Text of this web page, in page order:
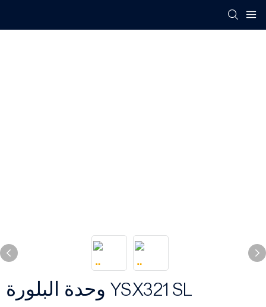
وحدة البلورة YSX321SL